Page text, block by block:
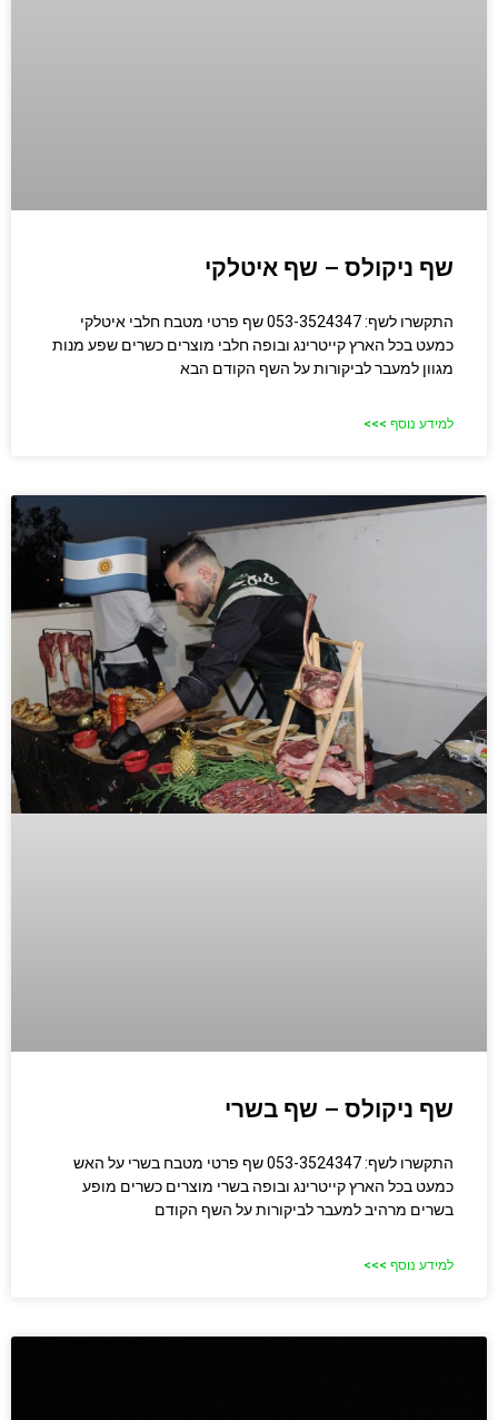
שף ניקולס – שף איטלקי
התקשרו לשף: 053-3524347 שף פרטי מטבח חלבי איטלקי
כמעט בכל הארץ קייטרינג ובופה חלבי מוצרים כשרים שפע מנות
מגוון למעבר לביקורות על השף הקודם הבא
למידע נוסף >>>
שף ניקולס – שף בשרי
התקשרו לשף: 053-3524347 שף פרטי מטבח בשרי על האש
כמעט בכל הארץ קייטרינג ובופה בשרי מוצרים כשרים מופע
בשרים מרהיב למעבר לביקורות על השף הקודם
למידע נוסף >>>